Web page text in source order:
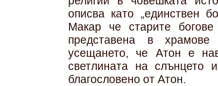
описва като „единствен
Макар че старите
представена в
усещането, че Атон е
светлината на слънцето
благословено от Атон.